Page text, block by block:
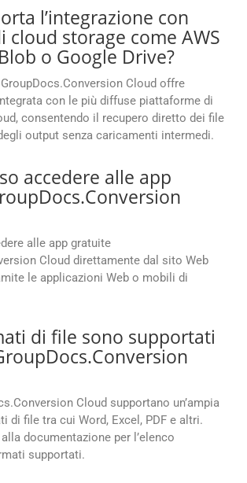
l’integrazione con
cloud storage come AWS
o Google Drive?
Cloud offre
con le più diffuse piattaforme di
consentendo il recupero diretto dei file
output senza caricamenti intermedi.
accedere alle app
alle app gratuite
Cloud direttamente dal sito Web
le applicazioni Web o mobili di
di file sono supportati
Cloud supportano un’ampia
di file tra cui Word, Excel, PDF e altri.
documentazione per l’elenco
supportati.